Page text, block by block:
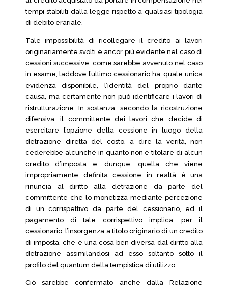
tempi stabiliti dalla legge rispetto a qualsiasi tipologia
di debito erariale.
Tale impossibilità di ricollegare il credito ai lavori
originariamente svolti è ancor più evidente nel caso di
cessioni successive, come sarebbe avvenuto nel caso
in esame, laddove l’ultimo cessionario ha, quale unica
evidenza disponibile, l’identità del proprio dante
causa, ma certamente non può identificare i lavori di
ristrutturazione. In sostanza, secondo la ricostruzione
difensiva, il committente dei lavori che decide di
esercitare l’opzione della cessione in luogo della
detrazione diretta del costo, a dire la verità, non
cederebbe alcunché in quanto non è titolare di alcun
credito d’imposta e, dunque, quella che viene
impropriamente definita cessione in realtà è una
rinuncia al diritto alla detrazione da parte del
committente che lo monetizza mediante percezione
di un corrispettivo da parte del cessionario, ed il
pagamento di tale corrispettivo implica, per il
cessionario, l’insorgenza a titolo originario di un credito
di imposta, che è una cosa ben diversa dal diritto alla
detrazione assimilandosi ad esso soltanto sotto il
profilo del quantum della tempistica di utilizzo.
Ciò sarebbe confermato anche dalla Relazione